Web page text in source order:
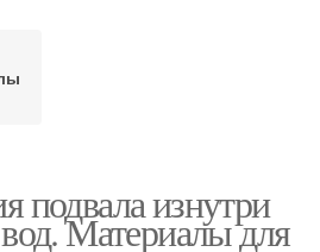
подвала изнутри
Материалы для